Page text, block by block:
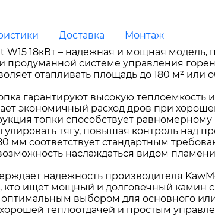
Доставка
Монтаж
W15 18кВт – надежная и мощная
продуманной системе управления
отапливать площадь до 180 м²
гарантируют высокую теплоемкость
экономичный расход дров при
топки способствует
тягу, повышая контроль над
мм соответствует стандартным
наслаждаться видом
надежность производителя
кто ищет мощный и долговечный камин
оптимальным выбором для основного
теплоотдачей и простым